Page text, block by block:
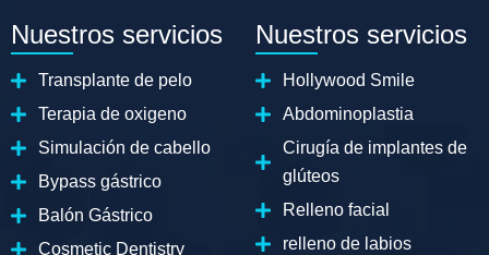
Nuestros servicios
Transplante de pelo
Terapia de oxigeno
Simulación de cabello
Bypass gástrico
Balón Gástrico
Cosmetic Dentistry
Nuestros servicios
Hollywood Smile
Abdominoplastia
Cirugía de implantes de
glúteos
Relleno facial
relleno de labios